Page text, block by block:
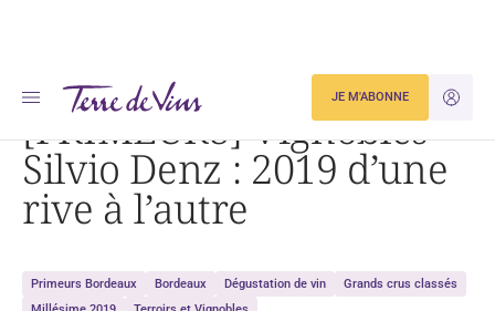
JE
JE M'ABONNE
Accueil [PRIMEURS] Vignobles Silvio Denz : 2019 d’une rive à l’autre
[PRIMEURS] Vignobles
Silvio Denz : 2019 d’une
rive à l’autre
Primeurs Bordeaux Bordeaux Dégustation de vin
Grands crus classés